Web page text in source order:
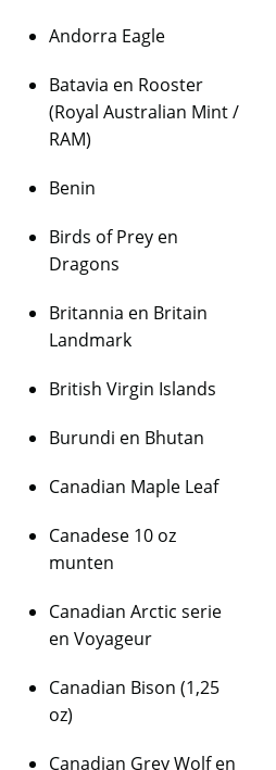
Zilver
Andorra Eagle
Batavia en Rooster
(Royal Australian Mint /
RAM)
Benin
Birds of Prey en
Dragons
Britannia en Britain
Landmark
British Virgin Islands
Burundi en Bhutan
Canadian Maple Leaf
Canadese 10 oz
munten
Canadian Arctic serie
en Voyageur
Canadian Bison (1,25
oz)
Canadian Grey Wolf en